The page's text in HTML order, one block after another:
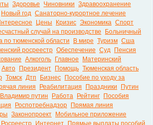
Здоровье Чиновники Здравоохранение
Новый год Санаторно-курортное лечение
Цены Кризис Экономика Спорт
случай на производстве
Больничный
по тюменской области
В мире Туризм Сша
росреестр Обеспечение Суд
Пенсия
Алкоголь Главное
Материнский
Авто Президент Помощь Тюменская область
Томск Дтп Бизнес
Пособие по уходу за
линия Реабилитация Праздники
Путин
Владимир путин Работа Рейтинг
Пособия
Роспотребнадзор
Прямая линия
Законопроект
Мобильное приложение
Росреестр Интернет
Прямые выплаты пособий